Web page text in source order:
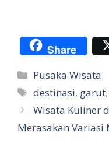
Share
Categories
Pusaka Wisata
Tags
destinasi, garut
Wisata Kuliner
Merasakan Variasi